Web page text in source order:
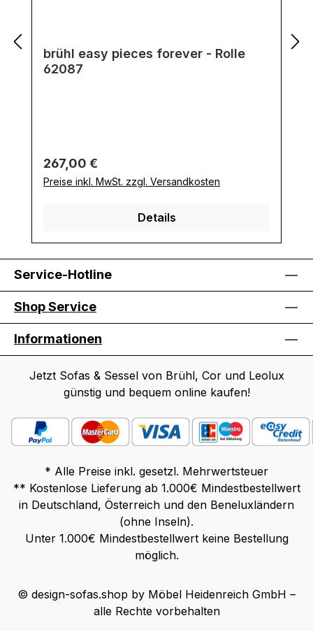
brühl easy pieces forever - Rolle
62087
Regulärer Preis:
267,00 €
Preise inkl. MwSt. zzgl. Versandkosten
Details
Service-Hotline
Shop Service
Informationen
Jetzt Sofas & Sessel von Brühl, Cor und Leolux
günstig und bequem online kaufen!
* Alle Preise inkl. gesetzl. Mehrwertsteuer
** Kostenlose Lieferung ab 1.000€ Mindestbestellwert
in Deutschland, Österreich und den Beneluxländern
(ohne Inseln).
Unter 1.000€ Mindestbestellwert keine Bestellung
möglich.
© design-sofas.shop by Möbel Heidenreich GmbH –
alle Rechte vorbehalten